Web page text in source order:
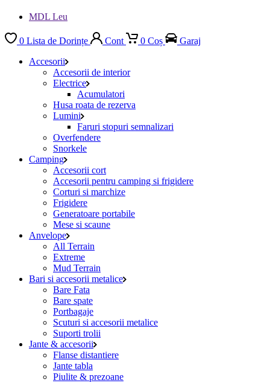
MDL Leu
0 Lista de Dorințe Cont 0 Coș
Garaj
Accesorii
Accesorii de interior
Electrice
Acumulatori
Husa roata de rezerva
Lumini
Faruri stopuri semnalizari
Overfendere
Snorkele
Camping
Accesorii cort
Accesorii pentru camping si frigidere
Corturi si marchize
Frigidere
Generatoare portabile
Mese si scaune
Anvelope
All Terrain
Extreme
Mud Terrain
Bari si accesorii metalice
Bare Fata
Bare spate
Portbagaje
Scuturi si accesorii metalice
Suporti trolii
Jante & accesorii
Flanse distantiere
Jante tabla
Piulite & prezoane